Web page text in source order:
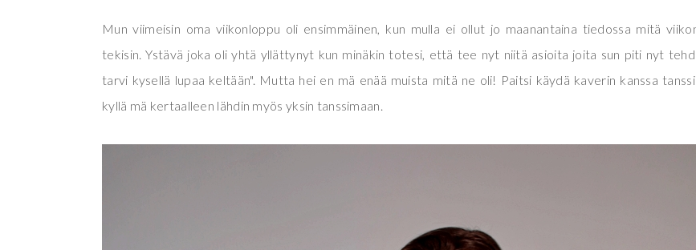
Mun viimeisin oma viikonloppu oli ensimmäinen, kun mulla ei ollut jo maanantaina tiedossa mitä
tekisin. Ystävä joka oli yhtä yllättynyt kun minäkin totesi, että tee nyt niitä asioita joita sun piti nyt
tarvi kysellä lupaa keltään". Mutta hei en mä enää muista mitä ne oli! Paitsi käydä kaverin kanssa
kyllä mä kertaalleen lähdin myös yksin tanssimaan.